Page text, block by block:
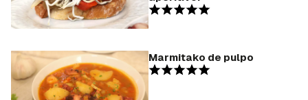
Marmitako de pulpo